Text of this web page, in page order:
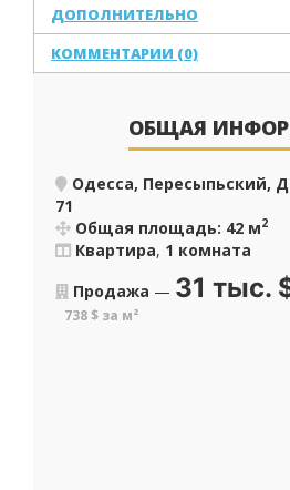
ДОПОЛНИТЕЛЬНО
КОММЕНТАРИИ (0)
ОБЩАЯ
Одесса, Пересыпьский,
71
Общая площадь: 42 м2
Квартира, 1 комната
Продажа — 31 тыс.
738 $ за м²